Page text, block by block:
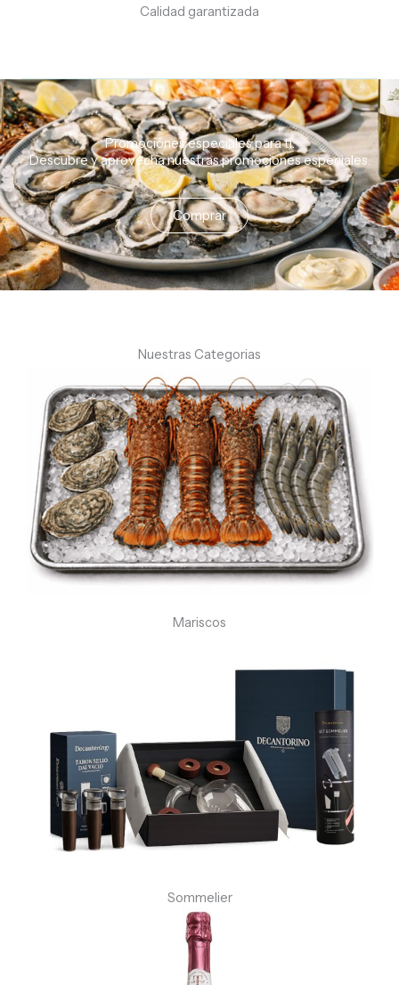
Calidad garantizada
Promociones especiales para ti.
Descubreyaprovechanuestraspromocionesespeciales.
Comprar
Nuestras Categorias
Mariscos
Sommelier